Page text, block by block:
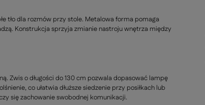
tło dla rozmów przy stole. Metalowa forma pomaga
Konstrukcja sprzyja zmianie nastroju wnętrza między
Zwis o długości do 130 cm pozwala dopasować lampę
co ułatwia dłuższe siedzenie przy posiłkach lub
się zachowanie swobodnej komunikacji.